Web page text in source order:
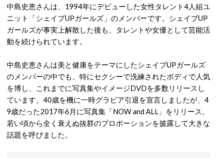
中島史恵さんは、1994年にデビューした女性タレント4人組ユ
ニット「シェイプUPガールズ」のメンバーです。シェイプUP
ガールズが事実上解散した後も、タレントや女優として芸能活
動を続けられています。
中島史恵さんは美と健康をテーマにしたシェイプUPガールズ
のメンバーの中でも、特にセクシーで洗練されたボディで人気
を博し、これまでに写真集やイメージDVDを多数リリースし
ています。40歳を機に一時グラビア引退を宣言しましたが、4
9歳だった2017年6月に写真集「NOW and ALL」をリリース。
若い頃から全く衰えぬ抜群のプロポーションを披露して大きな
話題を呼びました。